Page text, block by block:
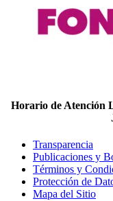
Horario de Atención
Transparencia
Publicaciones y
Términos y
Protección de
Mapa del Sitio